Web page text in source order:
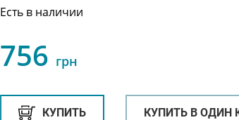
Есть в наличии
756 грн
КУПИТЬ КУПИТЬ В ОДИН